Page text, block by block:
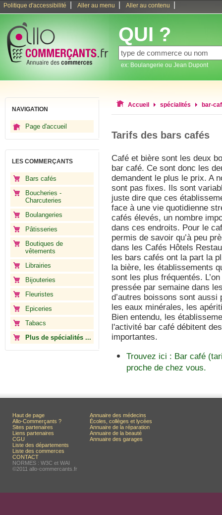
Politique d'accessibilité Aller au menu Aller au contenu
QUI ?
ex: Boulangerie ou Jean Dupont
NAVIGATION
Page d'accueil
LES COMMERÇANTS
Bars cafés
Boucheries -
Charcuteries
Boulangeries
Pâtisseries
Boutiques de
vêtements
Librairies
Bijouteries
Fleuristes
Epiceries
Tabacs
Plus de spécialités ...
Accueil spécialités bar-
Tarifs des bars cafés
Café et bière sont les deux
bar café. Ce sont donc les
demandent le plus le prix. A
sont pas fixes. Ils sont
juste dire que ces
face à une vie quotidienne
cafés élevés, un nombre
dans ces endroits. Pour le
permis de savoir qu’à peu
dans les Cafés Hôtels
les bars cafés ont la part la
la bière, les établissements
sont les plus fréquentés.
pressée par semaine dans
d’autres boissons sont
les eaux minérales, les
Bien entendu, les
l'activité bar café débitent
importantes.
Trouvez ici : Bar café
proche de chez vous.
Haut de page
Allo-Commerçants ?
Sites partenaires
Liens partenaires
CGU
Liste des départements
Liste des commerces
CONTACT
NORMES : W3C et WAI
©2011 allo-commercants.fr
Annuaire des médecins
Écoles, collèges et lycées
Annuaire de la réparation
Annuaire de la beauté
Annuaire des garages